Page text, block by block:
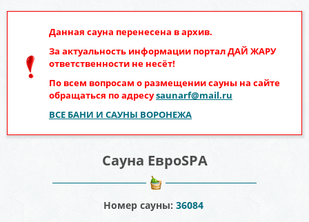
Данная сауна перенесена в архив.
За актуальность информации порталДАЙ ЖАРУ
ответственности не несёт!
По всем вопросам о размещении сауны на сайте
обращаться по адресуsaunarf@mail.ru
ВСЕ БАНИ И САУНЫ ВОРОНЕЖА
Сауна ЕвроSPA
Номер сауны: 36084